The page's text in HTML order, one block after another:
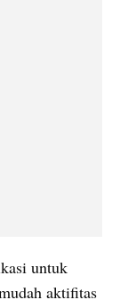
untuk
aktifitas